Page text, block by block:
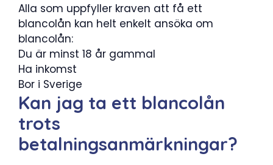
Alla som uppfyller kraven att få ett
blancolån kan helt enkelt ansöka om
blancolån:
Du är minst 18 år gammal
Ha inkomst
Bor i Sverige
Kan jag ta ett blancolån
trots
betalningsanmärkningar?